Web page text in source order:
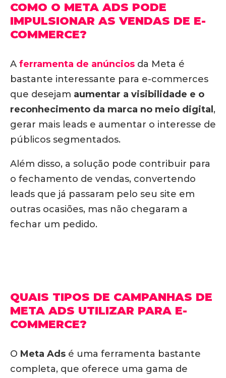
COMO O META ADS PODE
IMPULSIONAR AS VENDAS DE E-
COMMERCE?
A ferramenta de anúncios da Meta é
bastante interessante para e-commerces
que desejam aumentar a visibilidade e o
reconhecimento da marca no meio digital ,
gerar mais leads e aumentar o interesse de
públicos segmentados.
Além disso, a solução pode contribuir para
o fechamento de vendas, convertendo
leads que já passaram pelo seu site em
outras ocasiões, mas não chegaram a
fechar um pedido.
QUAIS TIPOS DE CAMPANHAS DE
META ADS UTILIZAR PARA E-
COMMERCE?
O Meta Ads é uma ferramenta bastante
completa, que oferece uma gama de